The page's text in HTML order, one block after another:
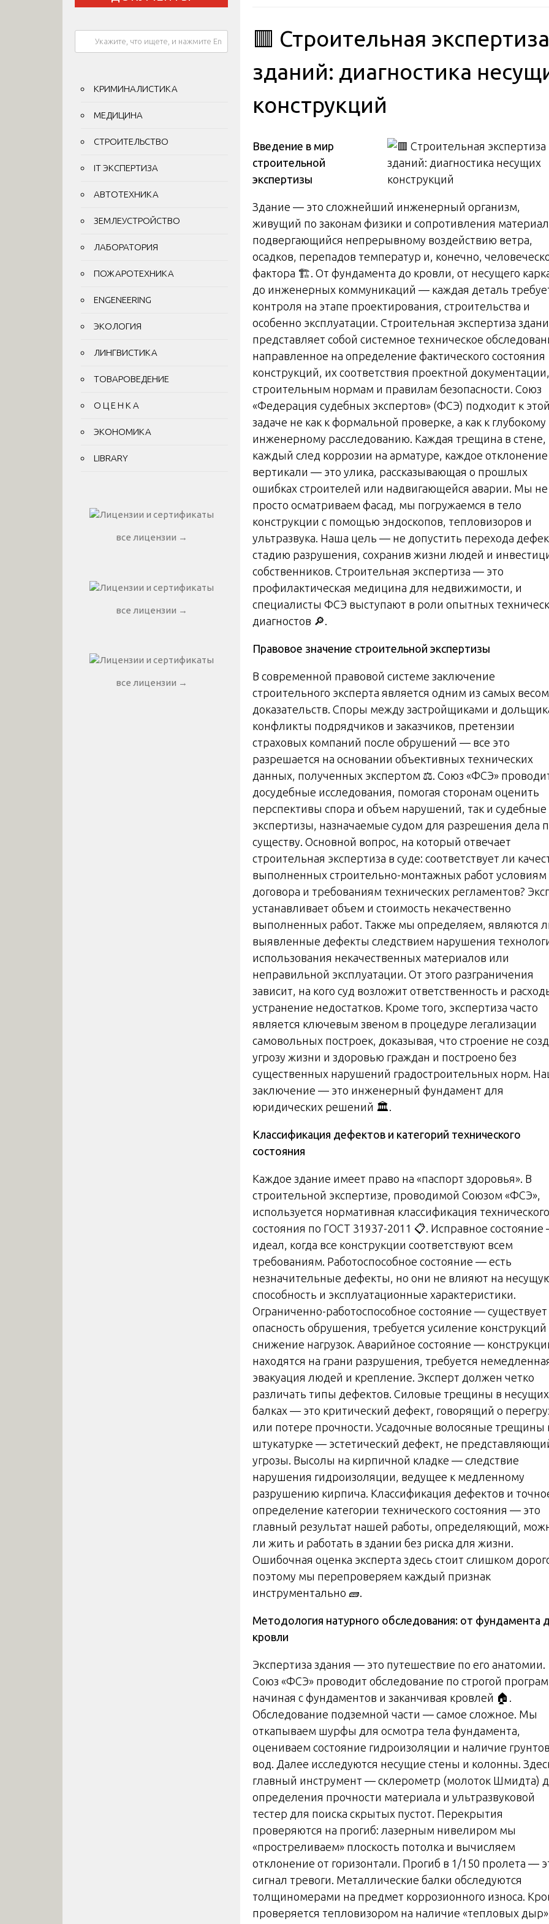
🟥 Строительная экспертиза
зданий: диагностика
конструкций
Введение в мир
строительной
экспертизы
Здание — это сложнейший инженерный организм,
живущий по законам физики и сопротивления
подвергающийся непрерывному воздействию ветра,
осадков, перепадов температур и, конечно,
фактора 🏗️. От фундамента до кровли, от несущего
до инженерных коммуникаций — каждая деталь
контроля на этапе проектирования, строительства и
особенно эксплуатации. Строительная экспертиза
представляет собой системное техническое
направленное на определение фактического состояния
конструкций, их соответствия проектной документации,
строительным нормам и правилам безопасности. Союз
«Федерация судебных экспертов» (ФСЭ) подходит к этой
задаче не как к формальной проверке, а как к глубокому
инженерному расследованию. Каждая трещина в стене,
каждый след коррозии на арматуре, каждое отклонение
вертикали — это улика, рассказывающая о прошлых
ошибках строителей или надвигающейся аварии. Мы не
просто осматриваем фасад, мы погружаемся в тело
конструкции с помощью эндоскопов, тепловизоров и
ультразвука. Наша цель — не допустить перехода
стадию разрушения, сохранив жизни людей и
собственников. Строительная экспертиза — это
профилактическая медицина для недвижимости, и
специалисты ФСЭ выступают в роли опытных
диагностов 🔎.
Правовое значение строительной экспертизы
В современной правовой системе заключение
строительного эксперта является одним из самых
доказательств. Споры между застройщиками и
конфликты подрядчиков и заказчиков, претензии
страховых компаний после обрушений — все это
разрешается на основании объективных технических
данных, полученных экспертом ⚖️. Союз «ФСЭ»
досудебные исследования, помогая сторонам оценить
перспективы спора и объем нарушений, так и судебные
экспертизы, назначаемые судом для разрешения дела
существу. Основной вопрос, на который отвечает
строительная экспертиза в суде: соответствует ли
выполненных строительно-монтажных работ условиям
договора и требованиям технических регламентов?
устанавливает объем и стоимость некачественно
выполненных работ. Также мы определяем, являются
выявленные дефекты следствием нарушения
использования некачественных материалов или
неправильной эксплуатации. От этого разграничения
зависит, на кого суд возложит ответственность и
устранение недостатков. Кроме того, экспертиза часто
является ключевым звеном в процедуре легализации
самовольных построек, доказывая, что строение не
угрозу жизни и здоровью граждан и построено без
существенных нарушений градостроительных норм.
заключение — это инженерный фундамент для
юридических решений 🏛️.
Классификация дефектов и категорий технического
состояния
Каждое здание имеет право на «паспорт здоровья». В
строительной экспертизе, проводимой Союзом «ФСЭ»,
используется нормативная классификация технического
состояния по ГОСТ 31937-2011 📋. Исправное
идеал, когда все конструкции соответствуют всем
требованиям. Работоспособное состояние — есть
незначительные дефекты, но они не влияют на
способность и эксплуатационные характеристики.
Ограниченно-работоспособное состояние — существует
опасность обрушения, требуется усиление
снижение нагрузок. Аварийное состояние —
находятся на грани разрушения, требуется
эвакуация людей и крепление. Эксперт должен четко
различать типы дефектов. Силовые трещины в несущих
балках — это критический дефект, говорящий о
или потере прочности. Усадочные волосяные трещины
штукатурке — эстетический дефект, не
угрозы. Высолы на кирпичной кладке — следствие
нарушения гидроизоляции, ведущее к медленному
разрушению кирпича. Классификация дефектов и
определение категории технического состояния — это
главный результат нашей работы, определяющий,
ли жить и работать в здании без риска для жизни.
Ошибочная оценка эксперта здесь стоит слишком
поэтому мы перепроверяем каждый признак
инструментально 🧱.
Методология натурного обследования: от фундамента
кровли
Экспертиза здания — это путешествие по его анатомии.
Союз «ФСЭ» проводит обследование по строгой
начиная с фундаментов и заканчивая кровлей 🏠.
Обследование подземной части — самое сложное. Мы
откапываем шурфы для осмотра тела фундамента,
оцениваем состояние гидроизоляции и наличие
вод. Далее исследуются несущие стены и колонны.
главный инструмент — склерометр (молоток Шмидта)
определения прочности материала и ультразвуковой
тестер для поиска скрытых пустот. Перекрытия
проверяются на прогиб: лазерным нивелиром мы
«простреливаем» плоскость потолка и вычисляем
отклонение от горизонтали. Прогиб в 1/150 пролета —
сигнал тревоги. Металлические балки обследуются
толщиномерами на предмет коррозионного износа.
проверяется тепловизором на наличие «тепловых дыр»,
КРИМИНАЛИСТИКА
МЕДИЦИНА
СТРОИТЕЛЬСТВО
IT ЭКСПЕРТИЗА
АВТОТЕХНИКА
ЗЕМЛЕУСТРОЙСТВО
ЛАБОРАТОРИЯ
ПОЖАРОТЕХНИКА
ENGENEERING
ЭКОЛОГИЯ
ЛИНГВИСТИКА
ТОВАРОВЕДЕНИЕ
О Ц Е Н К А
ЭКОНОМИКА
LIBRARY
все лицензии →
все лицензии →
все лицензии →